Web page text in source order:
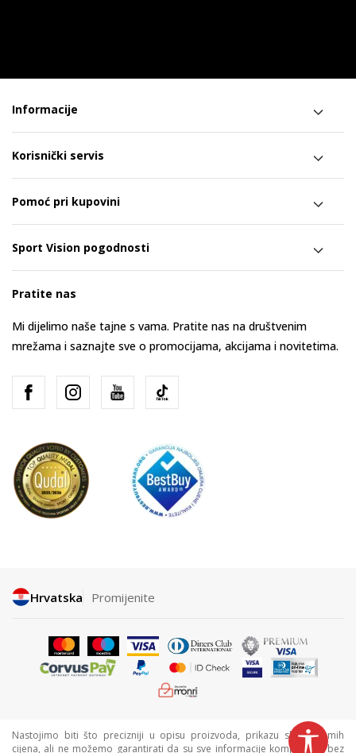
Informacije
Korisnički servis
Pomoć pri kupovini
Sport Vision pogodnosti
Pratite nas
Mi dijelimo naše tajne s vama. Pratite nas na društvenim
mrežama i saznajte sve o promocijama, akcijama i novitetima.
Hrvatska Promijenite
Nastojimo biti što precizniji u opisu proizvoda, prikazu slika i samih
cijena, ali ne možemo garantirati da su sve informacije kompletne i bez